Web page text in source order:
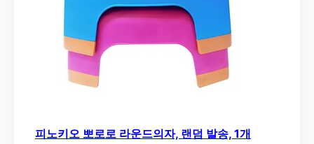
피노키오 뽀로로 라운드의자, 랜덤 발송, 1개